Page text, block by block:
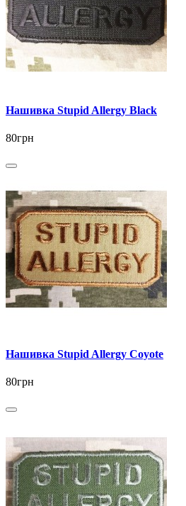
Нашивка Stupid Allergy Black
80грн
Нашивка Stupid Allergy Coyote
80грн